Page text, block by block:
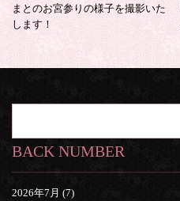
まとのお宮参りの様子を撮影いた
します！
BACK NUMBER
2026年7月 (7)